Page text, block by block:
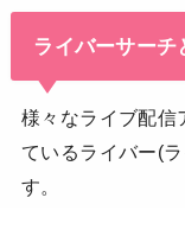
ライバーサーチ
様々なライブ配信
ているライバー(
す。